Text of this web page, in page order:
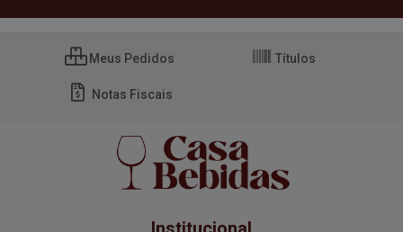
Meus Pedidos Títulos
Notas Fiscais